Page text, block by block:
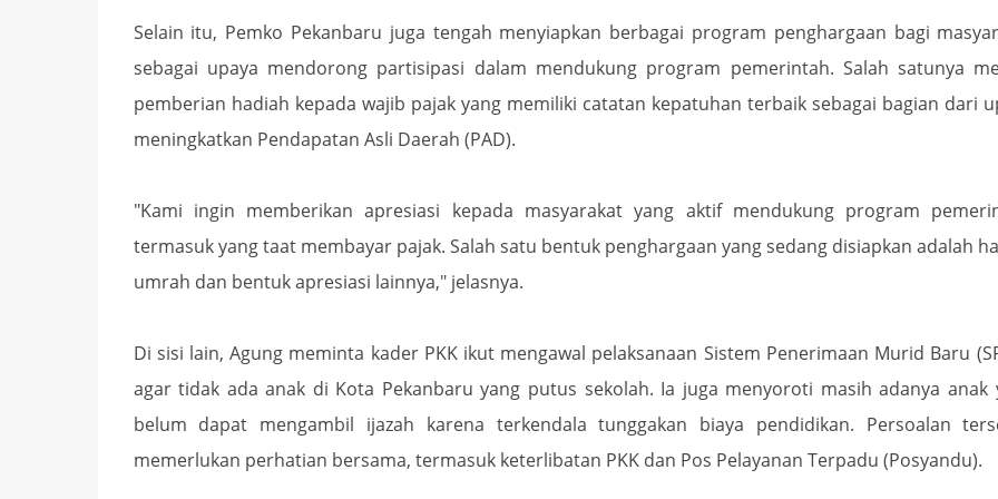
Selain itu, Pemko Pekanbaru juga tengah menyiapkan berbagai program penghargaan bagi
sebagai upaya mendorong partisipasi dalam mendukung program pemerintah. Salah satunya
pemberian hadiah kepada wajib pajak yang memiliki catatan kepatuhan terbaik sebagai bagian dari
meningkatkan Pendapatan Asli Daerah (PAD).
"Kami ingin memberikan apresiasi kepada masyarakat yang aktif mendukung program
termasuk yang taat membayar pajak. Salah satu bentuk penghargaan yang sedang disiapkan adalah
umrah dan bentuk apresiasi lainnya," jelasnya.
Di sisi lain, Agung meminta kader PKK ikut mengawal pelaksanaan Sistem Penerimaan Murid Baru
agar tidak ada anak di Kota Pekanbaru yang putus sekolah. Ia juga menyoroti masih adanya anak
belum dapat mengambil ijazah karena terkendala tunggakan biaya pendidikan. Persoalan
memerlukan perhatian bersama, termasuk keterlibatan PKK dan Pos Pelayanan Terpadu (Posyandu).